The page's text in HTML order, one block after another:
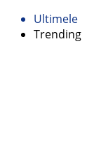
Ultimele
Trending